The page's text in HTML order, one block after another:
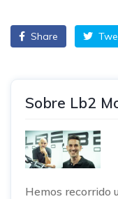
Share
Sobre Lb2
Hemos recorrido